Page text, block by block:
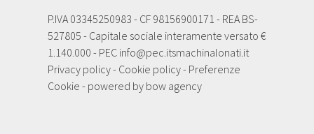
P.IVA 03345250983 - CF 98156900171 - REA BS-
527805 - Capitale sociale interamente versato €
1.140.000 - PEC info@pec.itsmachinalonati.it
Privacy policy- Cookie policy- Preferenze
Cookie - powered by bow agency